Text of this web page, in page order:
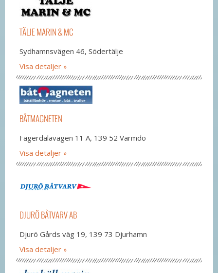
TÄLJE MARIN & MC
Sydhamnsvägen 46, Södertälje
Visa detaljer
BÅTMAGNETEN
Fagerdalavägen 11 A, 139 52 Värmdö
Visa detaljer
DJURÖ BÅTVARV AB
Djurö Gårds väg 19, 139 73 Djurhamn
Visa detaljer